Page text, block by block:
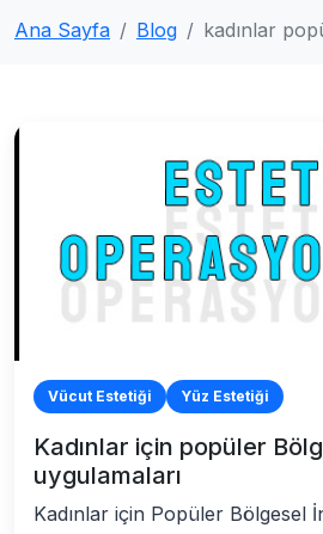
Ana Sayfa Blog kadınlar
Vücut Estetiği Yüz Estetiği
Kadınlar için popüler
uygulamaları
Kadınlar için Popüler Bölgesel